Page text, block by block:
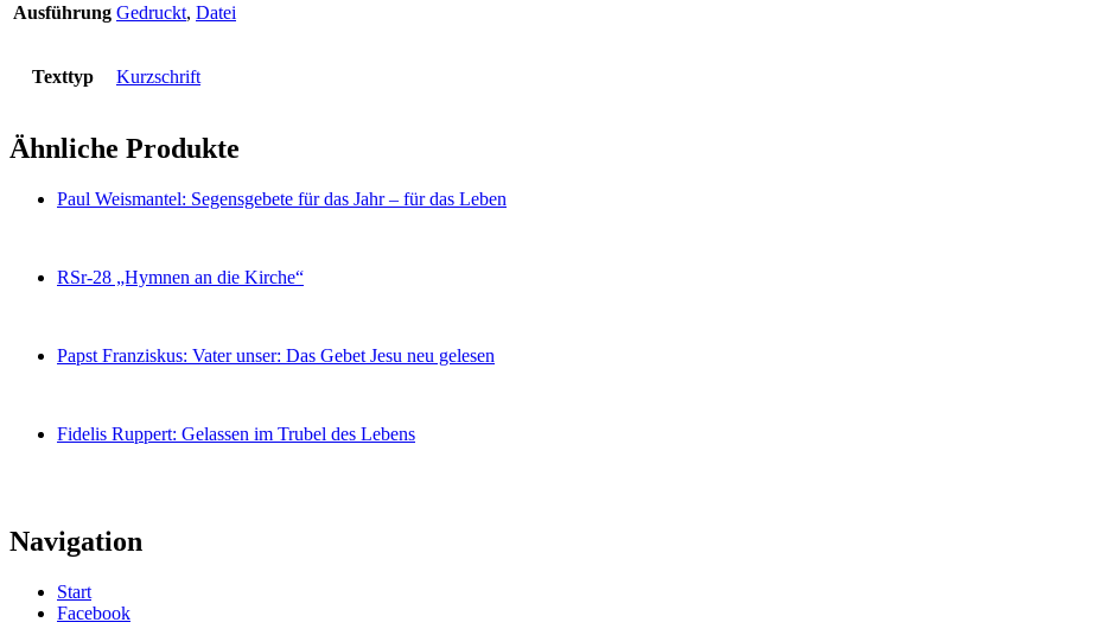
Ausführung Gedruckt, Datei
Texttyp Kurzschrift
Ähnliche Produkte
Paul Weismantel: Segensgebete für das Jahr – für das Leben
RSr-28 „Hymnen an die Kirche“
Papst Franziskus: Vater unser: Das Gebet Jesu neu gelesen
Fidelis Ruppert: Gelassen im Trubel des Lebens
Navigation
Start
Facebook